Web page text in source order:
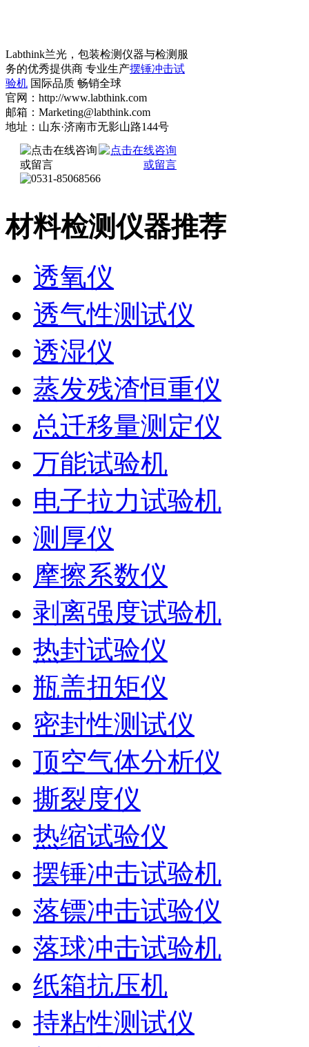
Labthink兰光，包装检测仪器与检测服
务的优秀提供商 专业生产摆锤冲击试
验机 国际品质 畅销全球
官网：http://www.labthink.com
邮箱：Marketing@labthink.com
地址：山东·济南市无影山路144号
材料检测仪器推荐
透氧仪
透气性测试仪
透湿仪
蒸发残渣恒重仪
总迁移量测定仪
万能试验机
电子拉力试验机
测厚仪
摩擦系数仪
剥离强度试验机
热封试验仪
瓶盖扭矩仪
密封性测试仪
顶空气体分析仪
撕裂度仪
热缩试验仪
摆锤冲击试验机
落镖冲击试验仪
落球冲击试验机
纸箱抗压机
持粘性测试仪